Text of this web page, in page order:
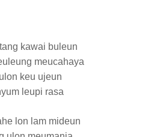
kawai buleun
meucahaya
keu ujeun
leupi rasa
lon lam mideun